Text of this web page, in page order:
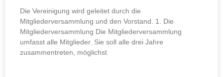
Die Vereinigung wird geleitet durch die
Mitgliederversammlung und den Vorstand. 1. Die
Mitgliederversammlung Die Mitgliederversammlung
umfasst alle Mitglieder. Sie soll alle drei Jahre
zusammentreten, möglichst